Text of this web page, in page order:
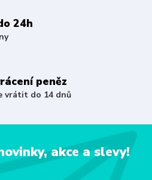
24h
peněz
vrátit do 14 dnů
akce a slevy!